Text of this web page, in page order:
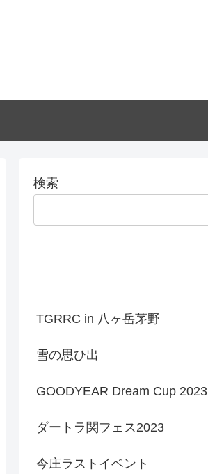
検索
TGRRC in 八ヶ岳茅野
雪の思ひ出
GOODYEAR Dream Cup 2023
ダートラ関フェス2023
今庄ラストイベント